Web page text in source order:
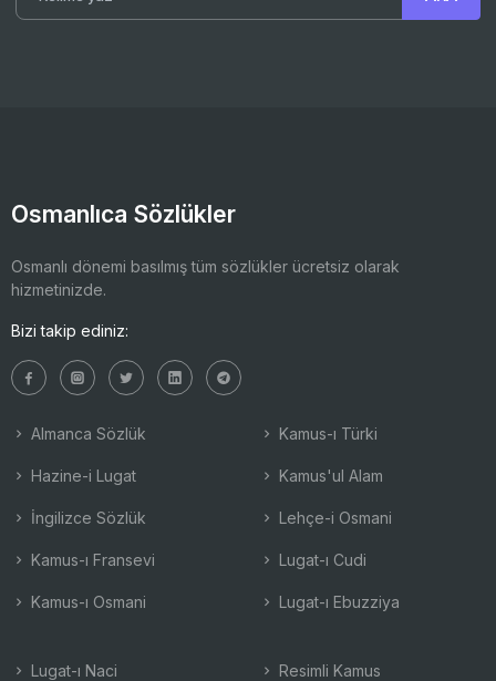
Osmanlıca Sözlükler
Osmanlı dönemi basılmış tüm sözlükler ücretsiz olarak
hizmetinizde.
Bizi takip ediniz:
Almanca Sözlük
Hazine-i Lugat
İngilizce Sözlük
Kamus-ı Fransevi
Kamus-ı Osmani
Kamus-ı Türki
Kamus'ul Alam
Lehçe-i Osmani
Lugat-ı Cudi
Lugat-ı Ebuzziya
Lugat-ı Naci Resimli Kamus